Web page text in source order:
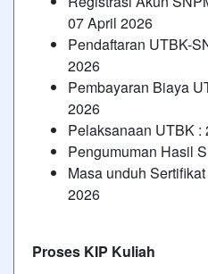
07 April 2026
Pendaftaran UTBK-
2026
Pembayaran Biaya
2026
Pelaksanaan UTBK :
Pengumuman Hasil
Masa unduh
2026
Proses KIP Kuliah